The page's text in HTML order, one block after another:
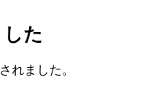
た
れました。